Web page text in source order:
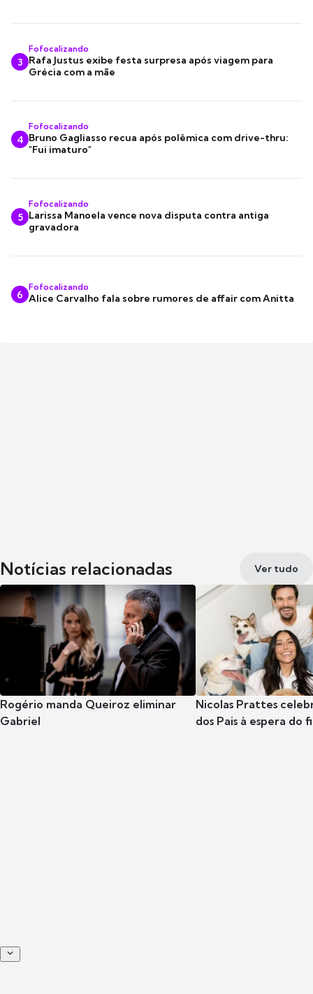
3
Fofocalizando
Rafa Justus exibe festa surpresa após viagem para
Grécia com a mãe
4
Fofocalizando
Bruno Gagliasso recua após polêmica com drive-thru:
"Fui imaturo"
5
Fofocalizando
Larissa Manoela vence nova disputa contra antiga
gravadora
6
Fofocalizando
Alice Carvalho fala sobre rumores de affair com Anitta
Notícias relacionadas Ver tudo
Rogério manda Queiroz eliminar
Gabriel
Nicolas Prattes
dos Pais à espera do